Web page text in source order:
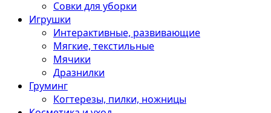
Совки для уборки
Игрушки
Интерактивные, развивающие
Мягкие, текстильные
Мячики
Дразнилки
Груминг
Когтерезы, пилки, ножницы